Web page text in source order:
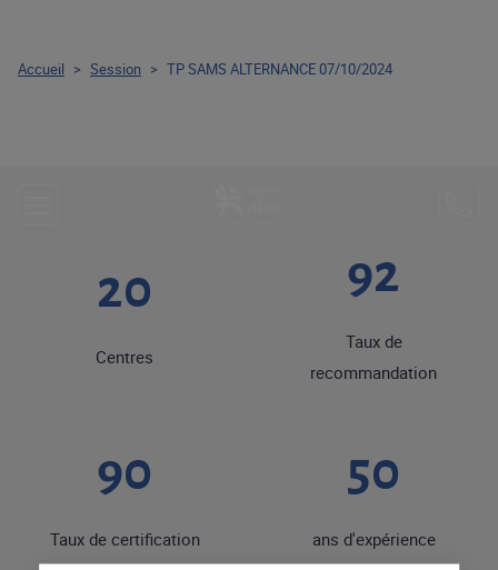
20
Centres
92
Taux de
recommandation
90
Taux de certification
50
ans d'expérience
Accueil > Session > TP SAMS ALTERNANCE 07/10/2024